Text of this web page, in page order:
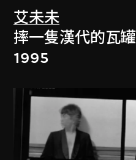
艾未未
摔一隻漢代的瓦罐
1995